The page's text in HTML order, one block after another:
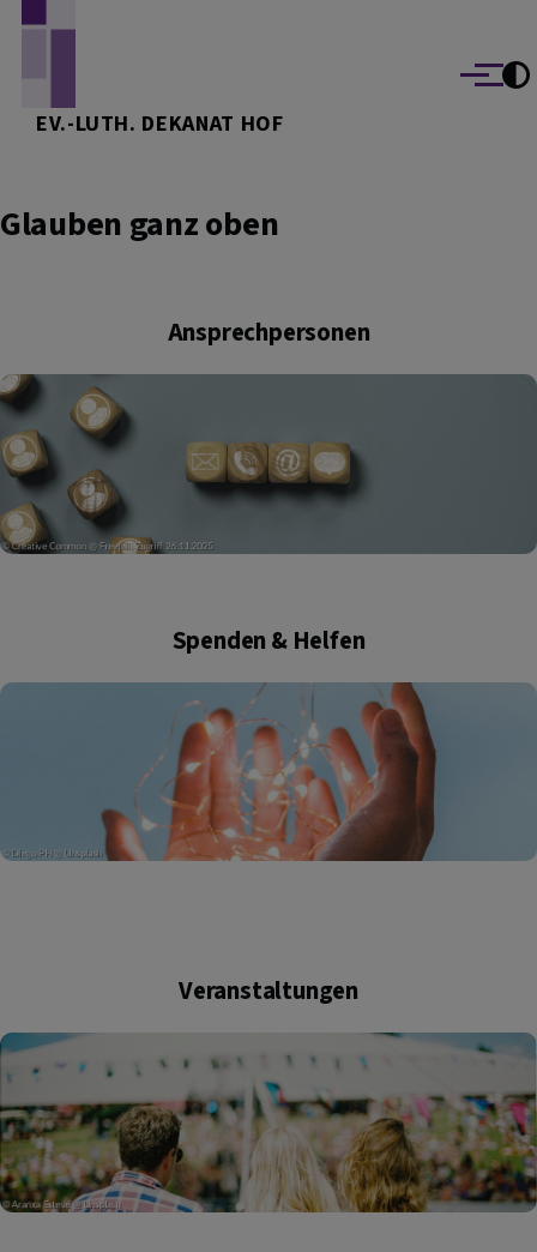
EV.-LUTH. DEKANAT HOF
Menü
Glauben ganz oben
Ansprechpersonen
Spenden & Helfen
Veranstaltungen